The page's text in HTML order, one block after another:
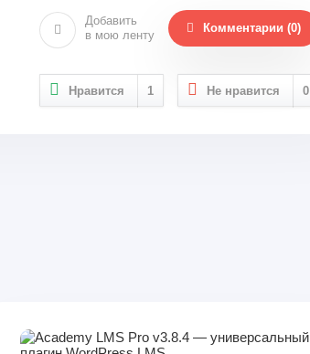
Добавить
в мою ленту
Комментарии (0)
Нравится 1 Не нравится 0